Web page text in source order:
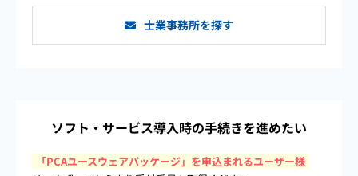
士業事務所を探す
ソフト・サービス導入時の手続きを進めたい
「PCAユースウェアパッケージ」を申込まれるユーザー様